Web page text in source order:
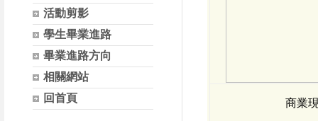
活動剪影
學生畢業進路
畢業進路方向
相關網站
回首頁
商業